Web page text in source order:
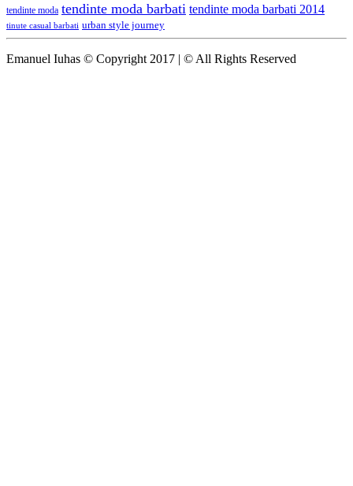
tendinte moda tendinte moda barbati tendinte moda barbati 2014
tinute casual barbati urban style journey
Emanuel Iuhas © Copyright 2017 | © All Rights Reserved